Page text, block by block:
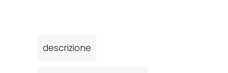
descrizione